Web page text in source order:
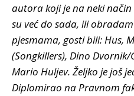
autora koji je na neki
su već do sada, ili
pjesmama, gosti bili: Hus,
(Songkillers), Dino
Mario Huljev. Željko je još
Diplomirao na Pravnom